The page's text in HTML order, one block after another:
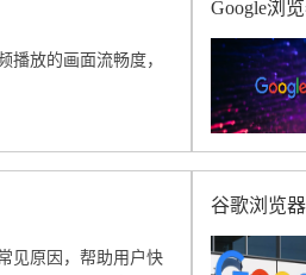
播放的画面流畅度，
Google浏
见原因，帮助用户快
谷歌浏览